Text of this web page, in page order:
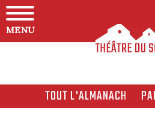
MENU
TOUT L'ALMANACH